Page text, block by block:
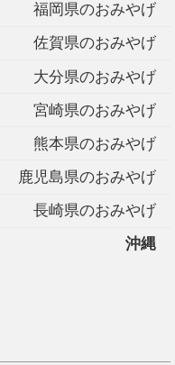
福岡県のおみやげ
佐賀県のおみやげ
大分県のおみやげ
宮崎県のおみやげ
熊本県のおみやげ
鹿児島県のおみやげ
長崎県のおみやげ
沖縄